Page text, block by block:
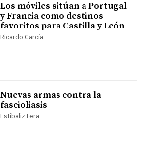
Los móviles sitúan a Portugal
y Francia como destinos
favoritos para Castilla y León
Ricardo García
Nuevas armas contra la
fascioliasis
Estibaliz Lera